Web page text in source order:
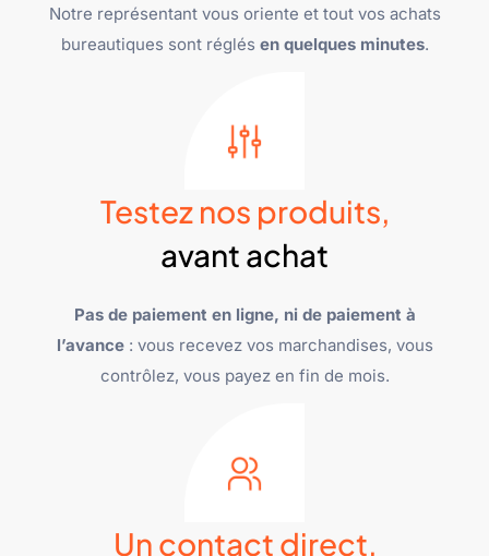
Notre représentant vous oriente et tout vos achats
bureautiques sont réglés en quelques minutes.
Testez nos produits,
avant achat
Pas de paiement en ligne, ni de paiement à
l’avance: vous recevez vos marchandises, vous
contrôlez, vous payez en fin de mois.
Un contact direct,